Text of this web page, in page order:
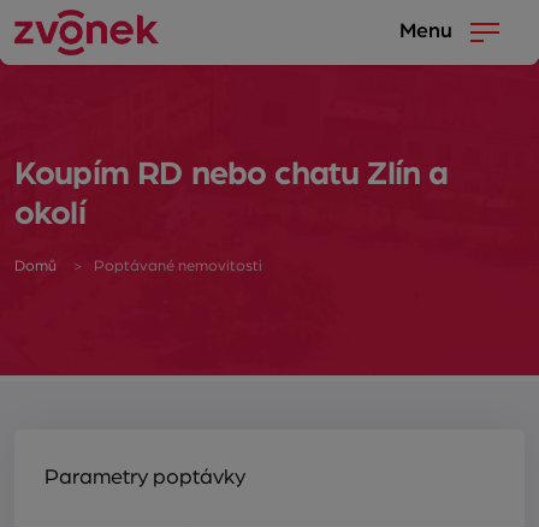
Menu
Koupím RD nebo chatu Zlín a
okolí
Domů Poptávané nemovitosti
Parametry poptávky